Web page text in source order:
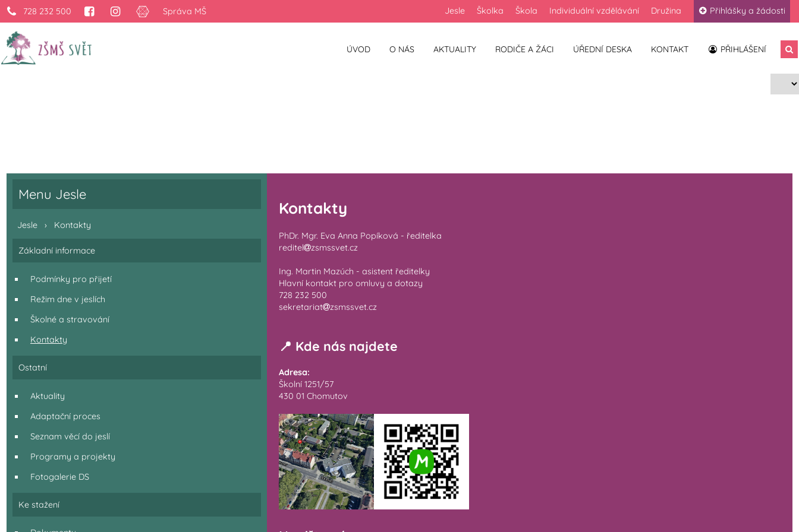
ÚVOD O NÁS AKTUALITY RODIČE A ŽÁCI ÚŘEDNÍ DESKA KONTAKT PŘIHLÁŠENÍ
728 232 500 Správa MŠ Jesle Školka Škola Individuální vzdělávání Družina Přihlášky a žádosti
Menu Jesle
Jesle › Kontakty
Základní informace
Podmínky pro přijetí
Režim dne v jeslích
Školné a stravování
Kontakty
Ostatní
Aktuality
Adaptační proces
Seznam věcí do jeslí
Programy a projekty
Fotogalerie DS
Ke stažení
Kontakty
PhDr. Mgr. Eva Anna Popíková - ředitelka
reditel
zsmssvet.cz
Ing. Martin Mazúch - asistent ředitelky
Hlavní kontakt pro omluvy a dotazy
728 232 500
sekretariat
zsmssvet.cz
📍 Kde nás najdete
Adresa:
Školní 1251/57
430 01 Chomutov